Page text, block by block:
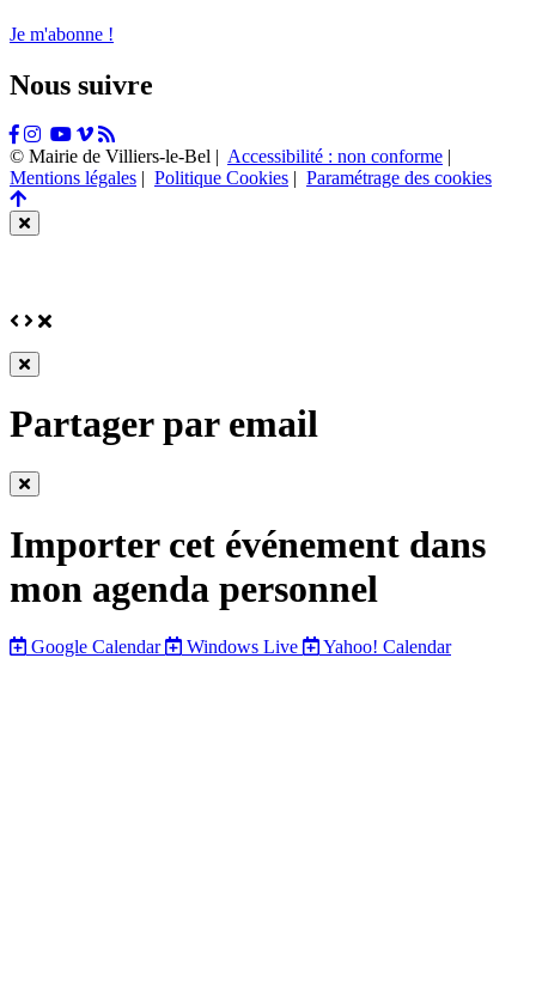
Je m'abonne !
Nous suivre
Facebook
Instagram
TiktokYoutube
Vimeo
Flux
RSS
© Mairie de Villiers-le-Bel | Accessibilité : non conforme |
Mentions légales | Politique Cookies | Paramétrage des cookies
Retour
en
haut
Fermer
Précédent
Suivant
Fermer
Fermer
fenêtre
Partager par email
Fermer
fenêtre
Importer cet événement dans
mon agenda personnel
Google Calendar Windows Live Yahoo! Calendar